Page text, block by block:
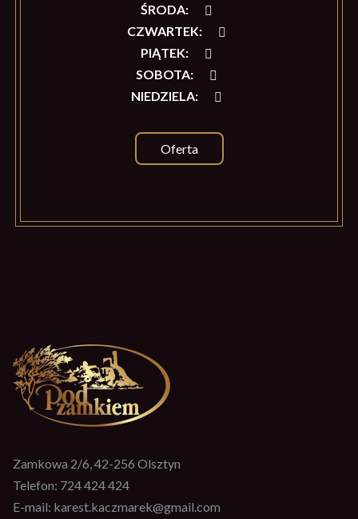
ŚRODA:
CZWARTEK:
PIĄTEK:
SOBOTA:
NIEDZIELA:
Oferta
Zamkowa 2/6, 42-256 Olsztyn
Telefon: 724 424 424
E-mail: karest.kaczmarek@gmail.com